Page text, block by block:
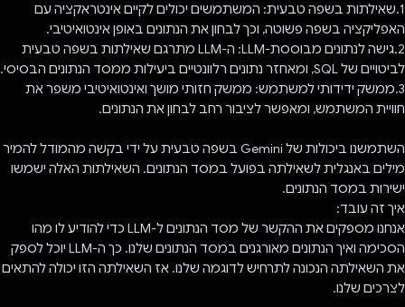
1.שאילתות בשפה טבעית: המשתמשים יכולים לקיים אינטראקציה עם
האפליקציה בשפה פשוטה, וכך לבחון את הנתונים באופן אינטואיטיבי.
2.גישה לנתונים מבוססת-LLM: ה-LLM מתרגם שאילתות בשפה טבעית
לביטויים של SQL, ומאחזר נתונים רלוונטיים ביעילות ממסד הנתונים הבסיסי.
3.ממשק ידידותי למשתמש: ממשק חזותי מושך ואינטואיטיבי משפר את
חוויית המשתמש, ומאפשר לציבור רחב לבחון את הנתונים.
השתמשנו ביכולות של Gemini בשפה טבעית על ידי בקשה מהמודל להמיר
מילים באנגלית לשאילתה בפועל במסד הנתונים. השאילתות האלה ישמשו
ישירות במסד הנתונים.
איך זה עובד:
אנחנו מספקים את ההקשר של מסד הנתונים ל-LLM כדי להודיע לו מהו
הסכימה ואיך הנתונים מאורגנים במסד הנתונים שלנו. כך ה-LLM יוכל לספק
את השאילתה הנכונה לתרחיש לדוגמה שלנו. אז השאילתה הזו יכולה להתאים
לצרכים שלנו.